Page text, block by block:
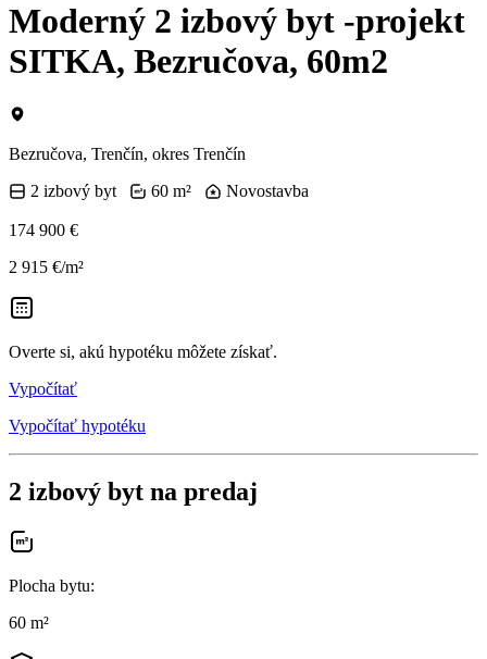
Moderný 2 izbový byt -projekt
SITKA, Bezručova, 60m2
Bezručova, Trenčín, okres Trenčín
2 izbový byt
60 m² Novostavba
174 900 €
2 915 €/m²
Overte si, akú hypotéku môžete získať.
Vypočítať
Vypočítať hypotéku
2 izbový byt na predaj
Plocha bytu:
60 m²